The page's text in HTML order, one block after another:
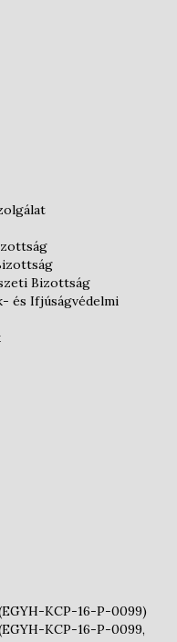
Bizottság
és Ifjúságvédelmi
KCP-16-P-0099)
KCP-16-P-0099,